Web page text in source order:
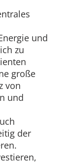
und
zu
große
von
und
der